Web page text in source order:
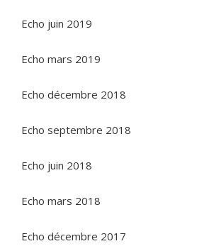
Echo juin 2019
Echo mars 2019
Echo décembre 2018
Echo septembre 2018
Echo juin 2018
Echo mars 2018
Echo décembre 2017